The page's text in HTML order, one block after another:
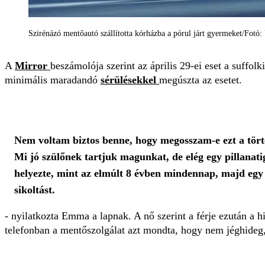
Szirénázó mentőautó szállította kórházba a pórul járt gyermeket/
A Mirror beszámolója szerint az április 29-ei eset a
minimális maradandó sérülésekkel megúszta az esetet.
Nem voltam biztos benne, hogy megosszam-e ezt a
Mi jó szülőnek tartjuk magunkat, de elég egy
helyezte, mint az elmúlt 8 évben mindennap, majd
sikoltást.
- nyilatkozta Emma a lapnak. A nő szerint a férje ezután a
telefonban a mentőszolgálat azt mondta, hogy nem